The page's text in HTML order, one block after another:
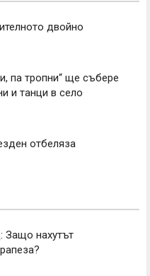
двойно
па тропни“ ще събере
и танци в село
отбеляза
Защо нахутът